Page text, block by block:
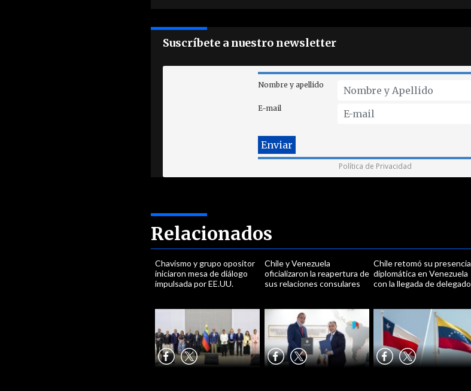
Suscríbete a nuestro newsletter
Nombre y apellido
E-mail
Política de Privacidad
Relacionados
Chavismo y grupo opositor
iniciaron mesa de diálogo
impulsada por EE.UU.
Chile y Venezuela
oficializaron la reapertura de
sus relaciones consulares
Chile retomó su presencia
diplomática en Venezuela
con la llegada de delegado